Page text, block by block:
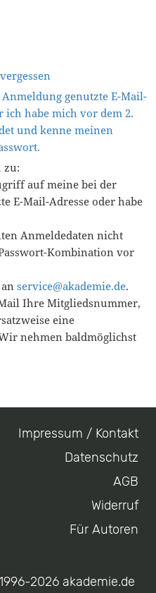
genutzte E-Mail-
ich habe mich vor dem 2.
und kenne meinen
zu:
auf meine bei der
E-Mail-Adresse oder habe
Anmeldedaten nicht
Kombination vor
service@akademie.de.
Ihre Mitgliedsnummer,
eine
nehmen baldmöglichst
Impressum / Kontakt
Datenschutz
AGB
Widerruf
Für Autoren
2026 akademie.de